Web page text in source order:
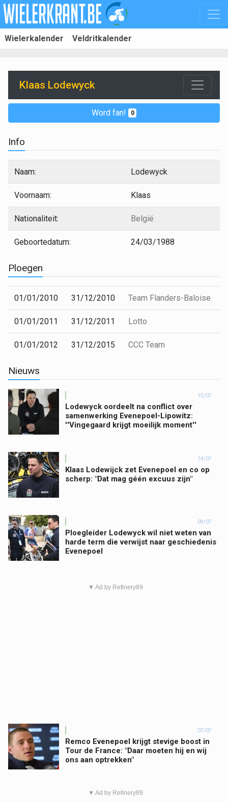
Wielerkalender Veldritkalender
Klaas Lodewyck
Word fan! 0
Info
Naam: Lodewyck
Voornaam: Klaas
Nationaliteit: België
Geboortedatum: 24/03/1988
Ploegen
01/01/2010 31/12/2010 Team Flanders-Baloise
01/01/2011 31/12/2011 Lotto
01/01/2012 31/12/2015 CCC Team
Nieuws
15/07
Lodewyck oordeelt na conflict over
samenwerking Evenepoel-Lipowitz:
''Vingegaard krijgt moeilijk moment''
14/07
Klaas Lodewijck zet Evenepoel en co op
scherp: "Dat mag géén excuus zijn"
09/07
Ploegleider Lodewyck wil niet weten van
harde term die verwijst naar geschiedenis
Evenepoel
▼ Ad by Refinery89
07/07
Remco Evenepoel krijgt stevige boost in
Tour de France: "Daar moeten hij en wij
ons aan optrekken"
▼ Ad by Refinery89